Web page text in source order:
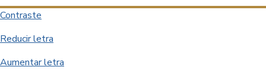
Contraste
Reducir letra
Aumentar letra